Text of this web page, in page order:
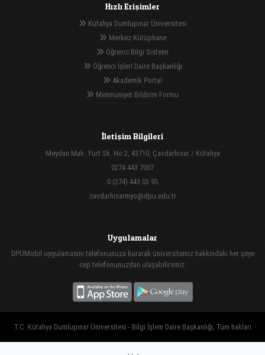
Hızlı Erişimler
Kütahya Dumlupınar Üniversitesi
Merkez Kütüphane
Öğrenci Bilgi Sistemi
Öğrenci İşleri Daire Başkanlığı
Akademik Portal
Memnuniyet Bildirim Formu
İletişim Bilgileri
Meydan Mah. Yurt Sk. No:2, 43710, Çavdarhisar / Kütahya
0274 443 7007
0 (274) 443 03 95
cavdarhisarmyo@dpu.edu.tr
Uygulamalar
DPUMobil uygulamasını telefonunuza kurarak üniversitemiz hakkındaki her şeye
cep telefonunuzdan ulaşabilirsiniz.
T.C. Kütahya Dumlupınar Üniversitesi - Bilgi İşlem Daire Başkanlığı, Tüm hakları